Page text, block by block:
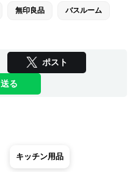
無印良品 バスルーム
ポスト
送る
キッチン用品